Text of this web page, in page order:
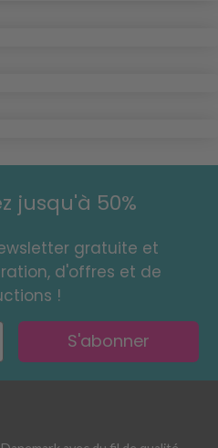
jusqu'à 50%
gratuite et
d'offres et de
!
S'abonner